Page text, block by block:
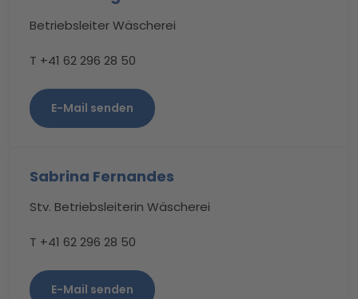
Betriebsleiter Wäscherei
T +41 62 296 28 50
E-Mail senden
Sabrina Fernandes
Stv. Betriebsleiterin Wäscherei
T +41 62 296 28 50
E-Mail senden